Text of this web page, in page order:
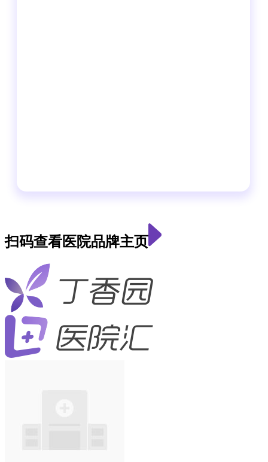
扫码查看医院品牌主页